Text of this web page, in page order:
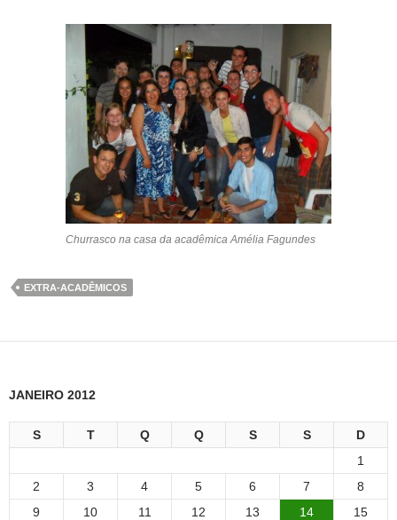
Churrasco na casa da acadêmica Amélia Fagundes
EXTRA-ACADÊMICOS
JANEIRO 2012
S T Q Q S S
D
1
2
3 4 5 6 7
8
9
10 11 12 13 14
15